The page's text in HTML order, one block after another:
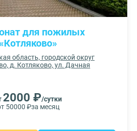
для пожилых
«Котляково»
область, городской округ
д. Котляково, ул. Дачная
2000 ₽/сутки
50000 ₽за месяц